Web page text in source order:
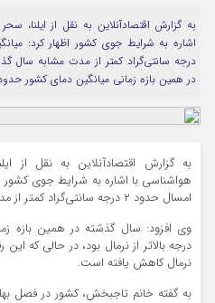
به گزارش اقتصادآنلاین به نقل از
درجه سانتی‌گراد کمتر از مدت مشابه سال
در همین بازه زمانی میانگین دمای کشور حدود ۲.۵ درجه بالاتر از نرمال
به گزارش اقتصادآنلاین به نقل از
هواشناسی با اشاره به شرایط جوی کشور
امسال حدود ۲ درجه سانتی‌گراد کمتر از مدت مشابه سال گذشته بوده است.
درجه بالاتر از نرمال بود، در حالی که
نرمال کاهش یافته است.
به گفته خانم تاجبخش، کشور در فصل